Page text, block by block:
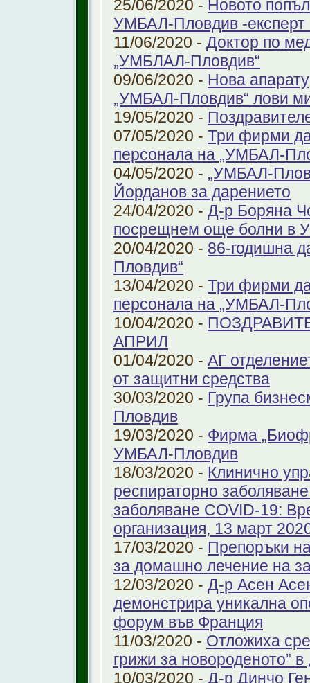
25/06/2020 - Новото
УМБАЛ-Пловдив -експерт
11/06/2020 - Доктор по
„УМБЛАЛ-Пловдив“
09/06/2020 - Нова
„УМБАЛ-Пловдив“ лови
19/05/2020 -
07/05/2020 - Три фирми
персонала на „УМБАЛ-
04/05/2020 - „УМБАЛ-
Йорданов за дарението
24/04/2020 - Д-р Боряна
посрещнем още болни в
20/04/2020 - 86-годишна
Пловдив“
13/04/2020 - Три фирми
персонала на „УМБАЛ-
10/04/2020 -
АПРИЛ
01/04/2020 - АГ
от защитни средства
30/03/2020 - Група
Пловдив
19/03/2020 - Фирма
УМБАЛ-Пловдив
18/03/2020 - Клинично
респираторно
заболяване COVID-19:
организация, 13 март
17/03/2020 - Препоръки
за домашно лечение на
12/03/2020 - Д-р Асен
демонстрира уникална
форум във Франция
11/03/2020 - Отложиха
грижи за новороденото”
10/03/2020 - Д-р Динчо